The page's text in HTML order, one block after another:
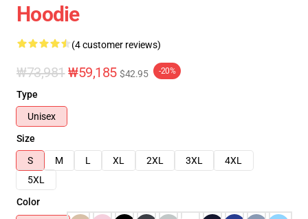
Hoodie
(4 customer reviews)
₩73,981 ₩59,185 $42.95 -20%
Type
Unisex
Size
S
M L XL 2XL 3XL
4XL
5XL
Color